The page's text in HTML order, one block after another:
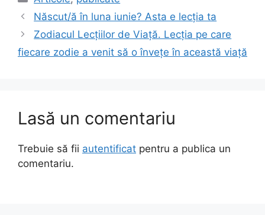
Născut/ă în luna iunie? Asta e lecția ta
Zodiacul Lecțiilor de Viață. Lecția pe care
fiecare zodie a venit să o învețe în această viață
Lasă un comentariu
Trebuie să fii autentificat pentru a publica un
comentariu.